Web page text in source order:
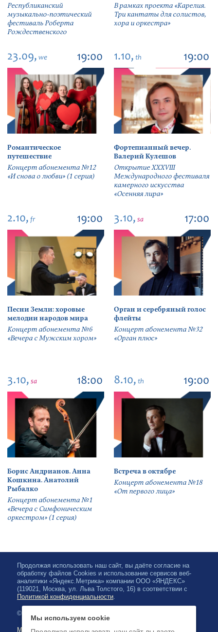
Республиканский
музыкально-поэтический
фестиваль Роберта
Рождественского
В рамках проекта «Карелия.
Три кантаты для солистов,
хора и оркестра»
23.09, we 19:00
Романтическое
путешествие
Концерт абонемента №12
«И снова о любви» (1 серия)
1.10, th 19:00
Фортепианный вечер.
Валерий Кулешов
Открытие ХХХVIII
Международного фестиваля
камерного искусства
«Осенняя лира»
2.10, fr 19:00
Песни Земли: хоровые
мелодии народов мира
Концерт абонемента №6
«Вечера с Мужским хором»
3.10, sa 17:00
Орган и серебряный голос
флейты
Концерт абонемента №32
«Орган плюс»
3.10, sa 18:00
Борис Андрианов. Анна
Кошкина. Анатолий
Рыбалко
Концерт абонемента №1
«Вечера с Симфоническим
оркестром» (1 серия)
8.10, th 19:00
Встреча в октябре
Концерт абонемента №18
«От первого лица»
Продолжая использовать наш сайт, вы даёте согласие на
обработку файлов Cookies и использование сервисов веб-
аналитики «Яндекс.Метрика» компании ООО «ЯНДЕКС»
(119021, Москва, ул. Льва Толстого, 16) в соответствии с
Политикой конфиденциальности.
© 2026, Karelian State Philharmonic
Map of site
Мы используем cookie